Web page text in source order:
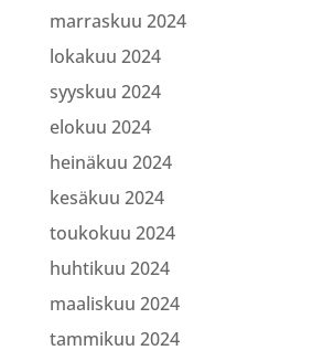
marraskuu 2024
lokakuu 2024
syyskuu 2024
elokuu 2024
heinäkuu 2024
kesäkuu 2024
toukokuu 2024
huhtikuu 2024
maaliskuu 2024
tammikuu 2024